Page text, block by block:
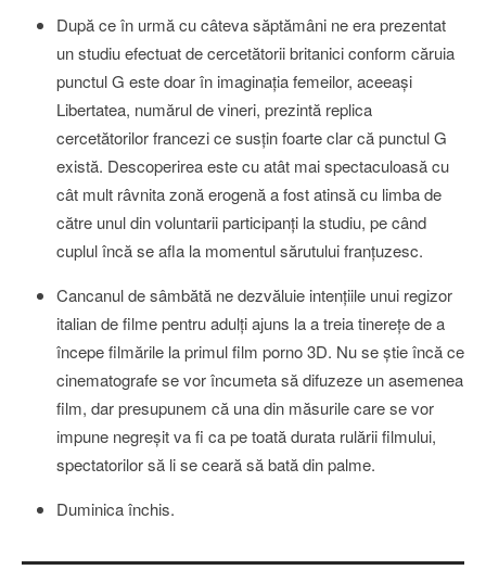
După ce în urmă cu câteva săptămâni ne era prezentat
un studiu efectuat de cercetătorii britanici conform căruia
punctul G este doar în imaginaţia femeilor, aceeaşi
Libertatea, numărul de vineri, prezintă replica
cercetătorilor francezi ce susţin foarte clar că punctul G
există. Descoperirea este cu atât mai spectaculoasă cu
cât mult râvnita zonă erogenă a fost atinsă cu limba de
către unul din voluntarii participanţi la studiu, pe când
cuplul încă se afla la momentul sărutului franţuzesc.
Cancanul de sâmbătă ne dezvăluie intenţiile unui regizor
italian de filme pentru adulţi ajuns la a treia tinereţe de a
începe filmările la primul film porno 3D. Nu se ştie încă ce
cinematografe se vor încumeta să difuzeze un asemenea
film, dar presupunem că una din măsurile care se vor
impune negreşit va fi ca pe toată durata rulării filmului,
spectatorilor să li se ceară să bată din palme.
Duminica închis.